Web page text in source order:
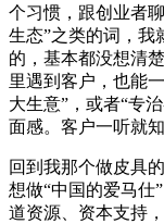
个习惯，跟创业者
生态”之类的词，我
的，基本都没想清
里遇到客户，也能
大生意”，或者“专
面感。客户一听就
回到我那个做皮具
想做“中国的爱马仕
道资源、资本支持